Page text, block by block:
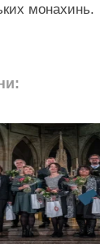
монахинь.